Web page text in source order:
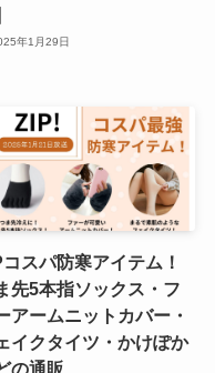
年1月29日
スパ防寒アイテム！
先5本指ソックス・フ
アームニットカバー・
イクタイツ・かけぽか
の通販